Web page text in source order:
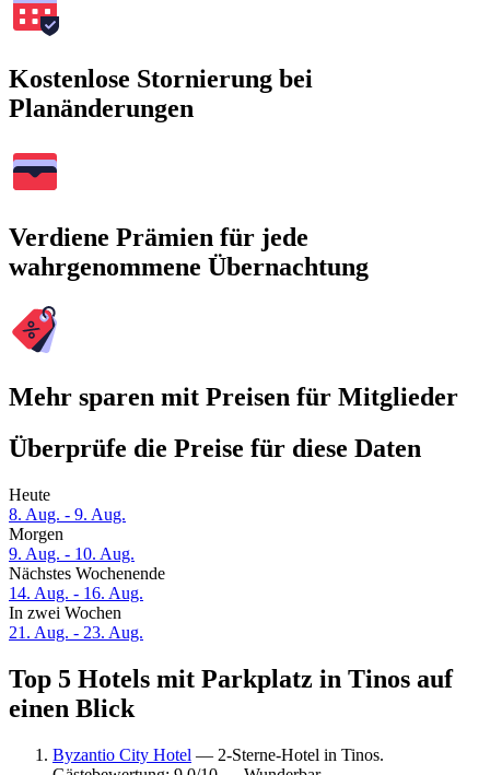
Kostenlose Stornierung bei
Planänderungen
Verdiene Prämien für jede
wahrgenommene Übernachtung
Mehr sparen mit Preisen für Mitglieder
Überprüfe die Preise für diese Daten
Heute
8. Aug. - 9. Aug.
Morgen
9. Aug. - 10. Aug.
Nächstes Wochenende
14. Aug. - 16. Aug.
In zwei Wochen
21. Aug. - 23. Aug.
Top 5 Hotels mit Parkplatz in Tinos auf
einen Blick
Byzantio City Hotel — 2-Sterne-Hotel in Tinos.